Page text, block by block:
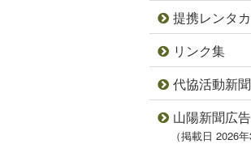
提携レンタ
リンク集
代協活動新
山陽新聞広告
（掲載日 2026